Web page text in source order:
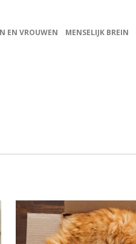
EN VROUWEN MENSELIJK BREIN